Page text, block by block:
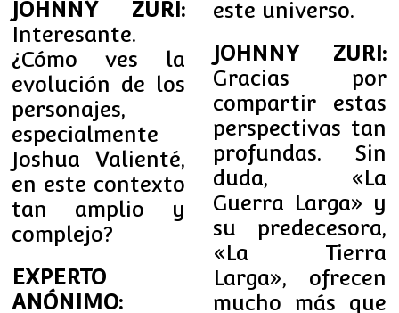
JOHNNY ZURI:
Interesante.
¿Cómo ves la
evolución de los
personajes,
especialmente
Joshua Valienté,
en este contexto
tan amplio y
complejo?
EXPERTO
ANÓNIMO:
este universo.
JOHNNY ZURI:
Gracias por
compartir estas
perspectivas tan
profundas. Sin
duda, «La
Guerra Larga» y
su predecesora,
«La Tierra
Larga», ofrecen
mucho más que